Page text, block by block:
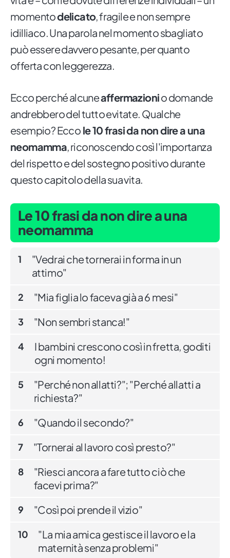
momentodelicato, fragile e non sempre
idilliaco. Una parola nel momento sbagliato
può essere davvero pesante, per quanto
offerta con leggerezza.
Ecco perché alcuneaffermazionio domande
andrebbero del tutto evitate. Qualche
esempio? Ecco le 10 frasi da non dire a una
neomamma, riconoscendo così l'importanza
del rispetto e del sostegno positivo durante
questo capitolo della sua vita.
Le 10 frasi da non dire a una
neomamma
1
"Vedrai che tornerai in forma in un
attimo"
2 "Mia figlia lo faceva già a 6 mesi"
3 "Non sembri stanca!"
4
I bambini crescono così in fretta, goditi
ogni momento!
5
"Perché non allatti?"; "Perché allatti a
richiesta?"
6 "Quando il secondo?"
7 "Tornerai al lavoro così presto?"
8
"Riesci ancora a fare tutto ciò che
facevi prima?"
9 "Così poi prende il vizio"
10
"La mia amica gestisce il lavoro e la
maternità senza problemi"